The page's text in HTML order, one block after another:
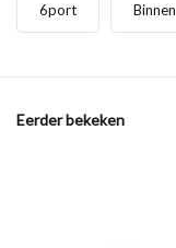
6port Binnen
Eerder bekeken